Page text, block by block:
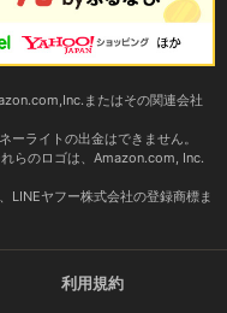
またはその関連会社
ーライトの出金はできません。
らのロゴは、Amazon.com, Inc.
LINEヤフー株式会社の登録商標ま
利用規約